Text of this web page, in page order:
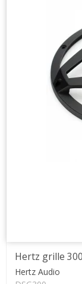
Hertz grille
Hertz Audio